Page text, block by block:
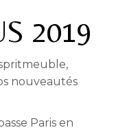
2019
nouveautés
Paris en